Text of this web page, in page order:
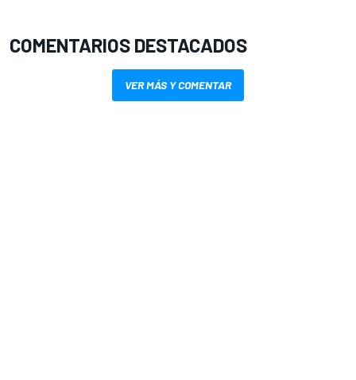
COMENTARIOS DESTACADOS
VER MÁS Y COMENTAR